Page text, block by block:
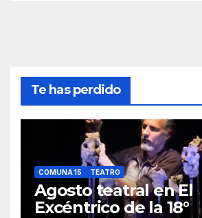
Te has perdido
COMUNA 15 TEATRO
Agosto teatral en El
Excéntrico de la 18°